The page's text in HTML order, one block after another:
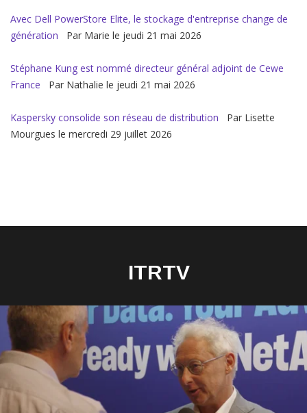
Avec Dell PowerStore Elite, le stockage d'entreprise change de
génération
Par Marie le jeudi 21 mai 2026
Stéphane Kung est nommé directeur général adjoint de Cewe
France
Par Nathalie le jeudi 21 mai 2026
Kaspersky consolide son réseau de distribution
Par Lisette
Mourgues le mercredi 29 juillet 2026
ITRTV